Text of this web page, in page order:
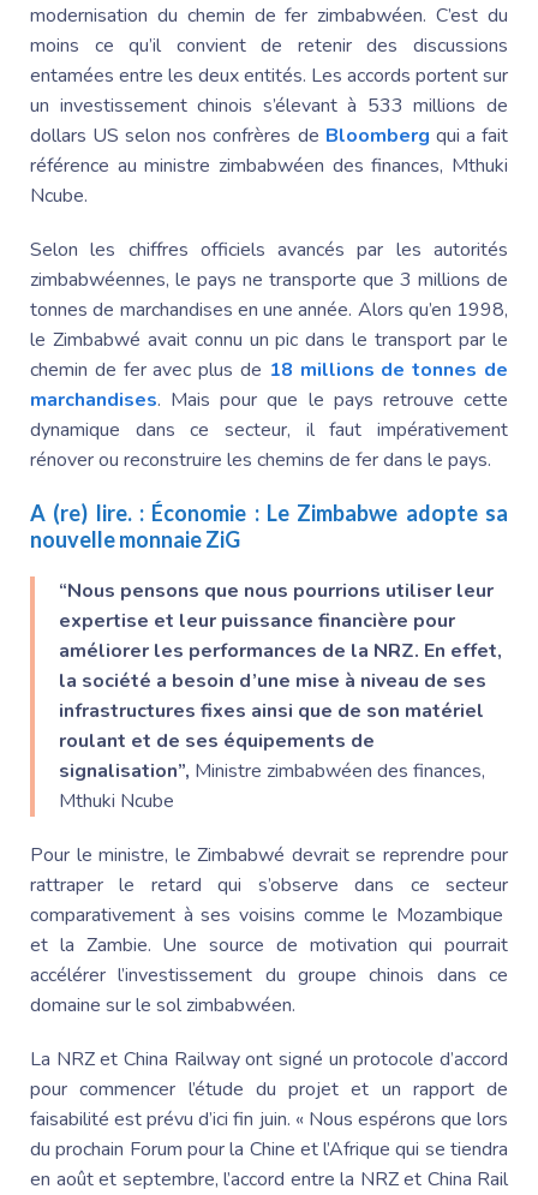
modernisation du chemin de fer zimbabwéen. C’est du
moins ce qu’il convient de retenir des discussions
entamées entre les deux entités. Les accords portent sur
un investissement chinois s’élevant à 533 millions de
dollars US selon nos confrères de Bloomberg qui a fait
référence au ministre zimbabwéen des finances, Mthuki
Ncube.
Selon les chiffres officiels avancés par les autorités
zimbabwéennes, le pays ne transporte que 3 millions de
tonnes de marchandises en une année. Alors qu’en 1998,
le Zimbabwé avait connu un pic dans le transport par le
chemin de fer avec plus de 18 millions de tonnes de
marchandises. Mais pour que le pays retrouve cette
dynamique dans ce secteur, il faut impérativement
rénover ou reconstruire les chemins de fer dans le pays.
A (re) lire. : Économie : Le Zimbabwe adopte sa
nouvelle monnaie ZiG
“Nous pensons que nous pourrions utiliser leur
expertise et leur puissance financière pour
améliorer les performances de la NRZ. En effet,
la société a besoin d’une mise à niveau de ses
infrastructures fixes ainsi que de son matériel
roulant et de ses équipements de
signalisation”, Ministre zimbabwéen des finances,
Mthuki Ncube
Pour le ministre, le Zimbabwé devrait se reprendre pour
rattraper le retard qui s’observe dans ce secteur
comparativement à ses voisins comme le Mozambique
et la Zambie. Une source de motivation qui pourrait
accélérer l’investissement du groupe chinois dans ce
domaine sur le sol zimbabwéen.
La NRZ et China Railway ont signé un protocole d’accord
pour commencer l’étude du projet et un rapport de
faisabilité est prévu d’ici fin juin. « Nous espérons que lors
du prochain Forum pour la Chine et l’Afrique qui se tiendra
en août et septembre, l’accord entre la NRZ et China Rail